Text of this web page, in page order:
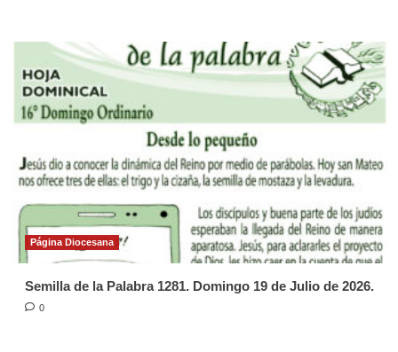
Página Diocesana
Semilla de la Palabra 1281. Domingo 19 de Julio de 2026.
0